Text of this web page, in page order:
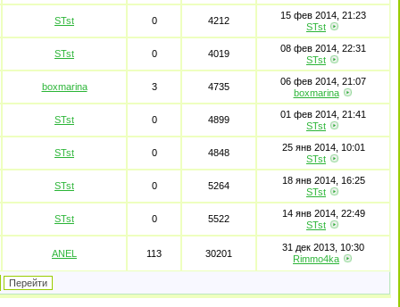
STst 0 4212
15 фев 2014, 21:23
STst
STst 0 4019
08 фев 2014, 22:31
STst
boxmarina 3 4735
06 фев 2014, 21:07
boxmarina
STst 0 4899
01 фев 2014, 21:41
STst
STst 0 4848
25 янв 2014, 10:01
STst
STst 0 5264
18 янв 2014, 16:25
STst
STst 0 5522
14 янв 2014, 22:49
STst
ANEL 113 30201
31 дек 2013, 10:30
Rimmo4ka